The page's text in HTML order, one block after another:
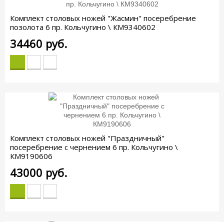
Комплект столовых ножей "Жасмин" посеребрение
позолота 6 пр. Кольчугино \ КМ9340602
34460 руб.
Комплект столовых ножей "Праздничный"
посеребрение с чернением 6 пр. Кольчугино \
КМ9190606
43000 руб.